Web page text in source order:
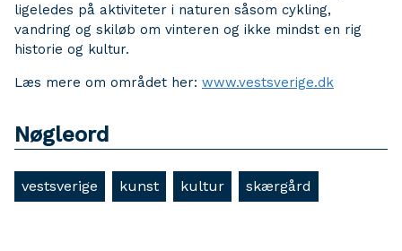
ligeledes på aktiviteter i naturen såsom cykling,
vandring og skiløb om vinteren og ikke mindst en rig
historie og kultur.
Læs mere om området her: www.vestsverige.dk
Nøgleord
vestsverige kunst kultur skærgård